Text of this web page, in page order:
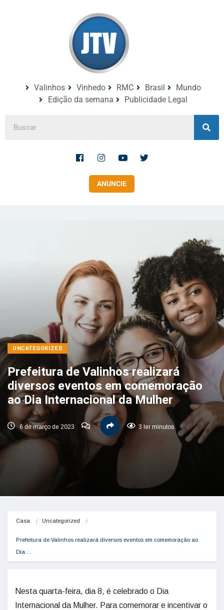
Valinhos Vinhedo RMC Brasil
Mundo
Edição da semana
Publicidade Legal
ANUNCIE
UNCATEGORIZED
Prefeitura de Valinhos realizará
diversos eventos em comemoração
ao Dia Internacional da Mulher
6 de março de 2023 3 ler minutos
Casa Uncategorized
Prefeitura de Valinhos realizará diversos eventos em comemoração ao
Dia…
Nesta quarta-feira, dia 8, é celebrado o Dia
Internacional da Mulher. Para comemorar e incentivar o